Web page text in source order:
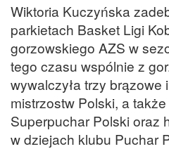
Wiktoria Kuczyńska
parkietach Basket Ligi
gorzowskiego AZS w
tego czasu wspólnie z
wywalczyła trzy brązowe
mistrzostw Polski, a
Superpuchar Polski oraz
w dziejach klubu Puchar